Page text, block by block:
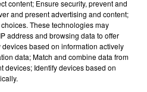
juin 2028. »
les autres au Parc animalier de...
content; Ensure security, prevent and
and present advertising and content;
These technologies may
address and browsing data to offer
based on information actively
data; Match and combine data from
devices; Identify devices based on